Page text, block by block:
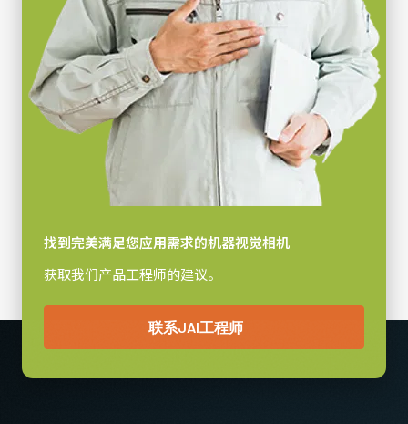
找到完美满足您应用需求的机器视觉相机
获取我们产品工程师的建议。
联系JAI工程师